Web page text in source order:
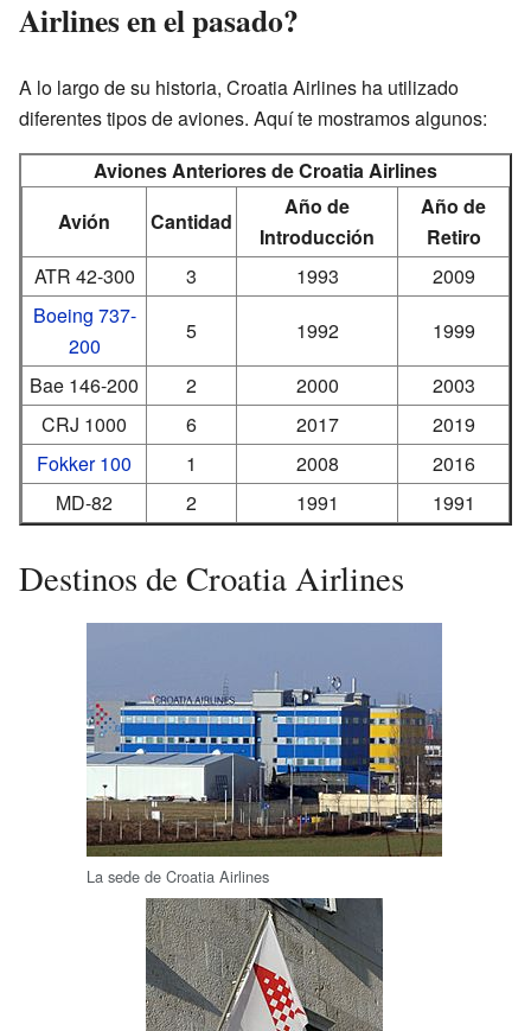
Airlines en el pasado?
A lo largo de su historia, Croatia Airlines ha utilizado
diferentes tipos de aviones. Aquí te mostramos algunos:
Aviones Anteriores de Croatia Airlines
Avión
Cantidad
Año de
Introducción
Año de
Retiro
ATR 42-300
3 1993
2009
Boeing 737-
200
5 1992
1999
Bae 146-200
2 2000
2003
CRJ 1000
6 2017
2019
Fokker 100
1 2008
2016
MD-82
2 1991 1991
Destinos de Croatia Airlines
La sede de Croatia Airlines